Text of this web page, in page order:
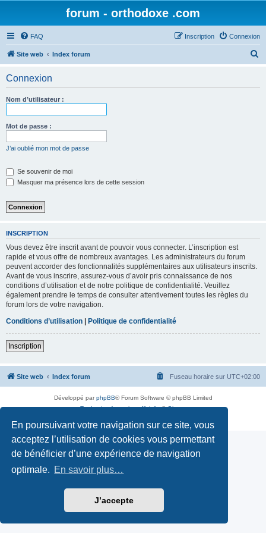
En poursuivant votre navigation sur ce site, vous
acceptez l’utilisation de cookies vous permettant
de bénéficier d’une expérience de navigation
optimale. En savoir plus…
J’accepte
forum - orthodoxe .com
FAQ Connexion
Inscription
Site web Index forum
Connexion
Nom d’utilisateur :
Mot de passe :
J’ai oublié mon mot de passe
Se souvenir de moi
Masquer ma présence lors de cette session
INSCRIPTION
Vous devez être inscrit avant de pouvoir vous connecter. L’inscription est
rapide et vous offre de nombreux avantages. Les administrateurs du forum
peuvent accorder des fonctionnalités supplémentaires aux utilisateurs inscrits.
Avant de vous inscrire, assurez-vous d’avoir pris connaissance de nos
conditions d’utilisation et de notre politique de confidentialité. Veuillez
également prendre le temps de consulter attentivement toutes les règles du
forum lors de votre navigation.
Conditions d’utilisation | Politique de confidentialité
Inscription
Site web Index forum Fuseau horaire sur UTC+02:00
Développé parphpBB® Forum Software © phpBB Limited
Traduction française officielle©Qiaeru